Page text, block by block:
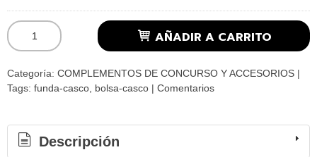
AÑADIR A CARRITO
Categoría: COMPLEMENTOS DE CONCURSO Y ACCESORIOS |
Tags: funda-casco bolsa-casco | Comentarios
Descripción